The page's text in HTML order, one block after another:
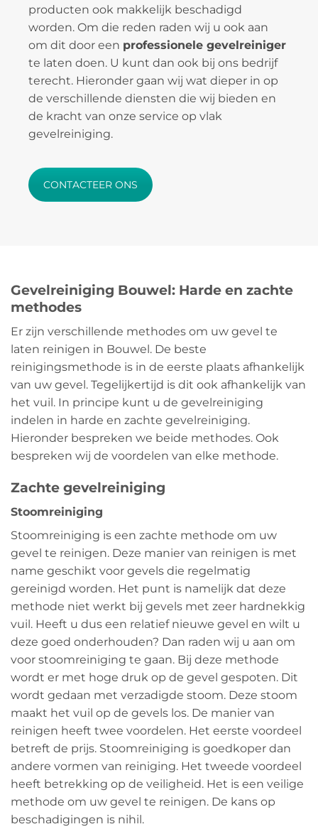
producten ook makkelijk beschadigd
worden. Om die reden raden wij u ook aan
om dit door een professionele gevelreiniger
te laten doen. U kunt dan ook bij ons bedrijf
terecht. Hieronder gaan wij wat dieper in op
de verschillende diensten die wij bieden en
de kracht van onze service op vlak
gevelreiniging.
CONTACTEER ONS
Gevelreiniging Bouwel: Harde en zachte
methodes
Er zijn verschillende methodes om uw gevel te
laten reinigen in Bouwel. De beste
reinigingsmethode is in de eerste plaats afhankelijk
van uw gevel. Tegelijkertijd is dit ook afhankelijk van
het vuil. In principe kunt u de gevelreiniging
indelen in harde en zachte gevelreiniging.
Hieronder bespreken we beide methodes. Ook
bespreken wij de voordelen van elke methode.
Zachte gevelreiniging
Stoomreiniging
Stoomreiniging is een zachte methode om uw
gevel te reinigen. Deze manier van reinigen is met
name geschikt voor gevels die regelmatig
gereinigd worden. Het punt is namelijk dat deze
methode niet werkt bij gevels met zeer hardnekkig
vuil. Heeft u dus een relatief nieuwe gevel en wilt u
deze goed onderhouden? Dan raden wij u aan om
voor stoomreiniging te gaan. Bij deze methode
wordt er met hoge druk op de gevel gespoten. Dit
wordt gedaan met verzadigde stoom. Deze stoom
maakt het vuil op de gevels los. De manier van
reinigen heeft twee voordelen. Het eerste voordeel
betreft de prijs. Stoomreiniging is goedkoper dan
andere vormen van reiniging. Het tweede voordeel
heeft betrekking op de veiligheid. Het is een veilige
methode om uw gevel te reinigen. De kans op
beschadigingen is nihil.